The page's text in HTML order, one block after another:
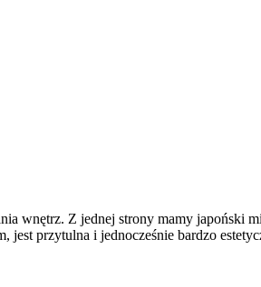
wnętrz. Z jednej strony mamy japoński
jest przytulna i jednocześnie bardzo